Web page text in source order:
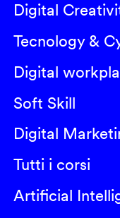
Digital
Tecnology &
Digital
Soft Skill
Digital
Tutti i corsi
Artificial